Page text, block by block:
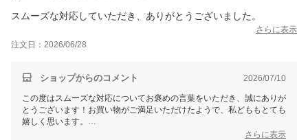
スムーズな対応していただき、ありがとうございました。
さらに表示
注文日：2026/06/28
ショップからのコメント 2026/07/10
この度はスムーズな対応についてお褒めの言葉をいただき、誠にありが
とうございます！お買い物がご満足いただけたようで、私どももとても
嬉しく思います。
これからも迅速で丁寧な対応を心がけてまいりますので、またのご利用
さらに表示